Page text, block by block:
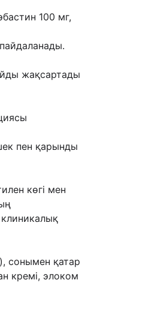
100 мг,
жақсартады
пен қарынды
көгі мен
сонымен қатар
кремі, элоком